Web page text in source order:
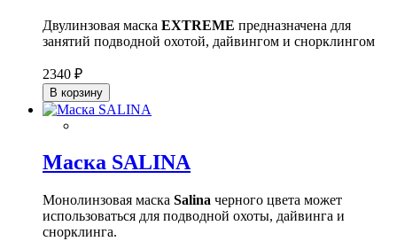
Двулинзовая маска EXTREME предназначена для
занятий подводной охотой, дайвингом и снорклингом
2340 ₽
В корзину
Маска SALINA
Монолинзовая маска Salina черного цвета может
использоваться для подводной охоты, дайвинга и
снорклинга.